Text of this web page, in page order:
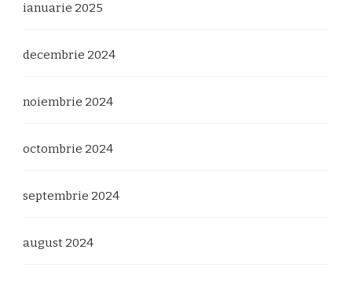
ianuarie 2025
decembrie 2024
noiembrie 2024
octombrie 2024
septembrie 2024
august 2024